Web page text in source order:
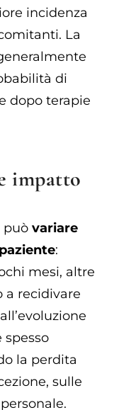
incidenza
La
di
dopo terapie
impatto
può variare
:
mesi, altre
a recidivare
spesso
la perdita
sulle